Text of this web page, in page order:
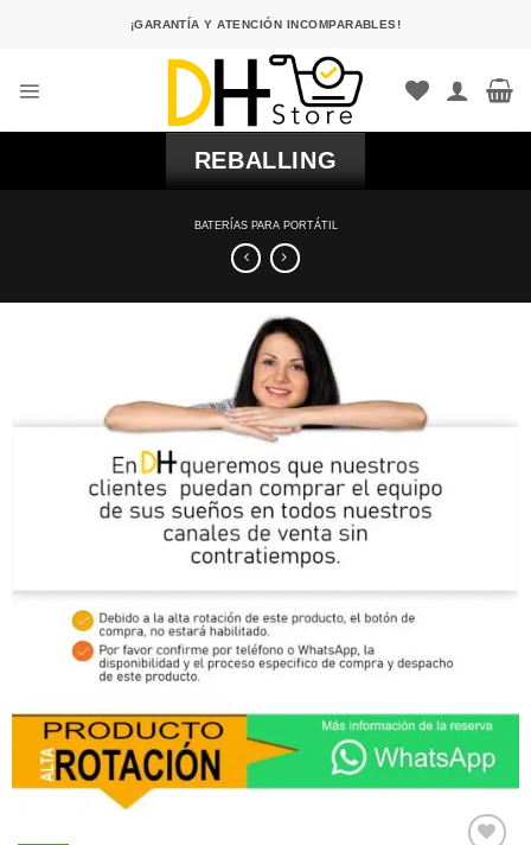
¡GARANTÍA Y ATENCIÓN INCOMPARABLES!
REBALLING
BATERÍAS PARA PORTÁTIL